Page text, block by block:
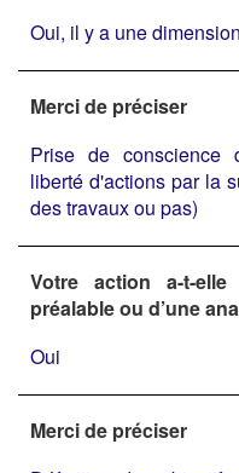
Oui, il y a une
Merci de préciser
Prise de conscience
liberté d'actions par la
des travaux ou pas)
Votre action a-t-
préalable ou d’une
Oui
Merci de préciser